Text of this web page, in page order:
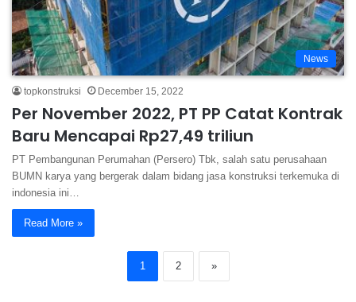
News
topkonstruksi December 15, 2022
Per November 2022, PT PP Catat Kontrak
Baru Mencapai Rp27,49 triliun
PT Pembangunan Perumahan (Persero) Tbk, salah satu perusahaan
BUMN karya yang bergerak dalam bidang jasa konstruksi terkemuka di
indonesia ini…
Read More »
1 2 »